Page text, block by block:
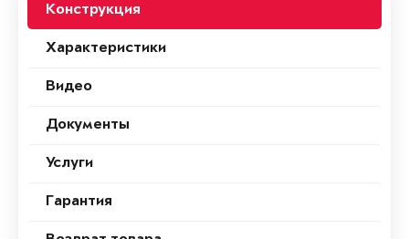
Конструкция
Характеристики
Видео
Документы
Услуги
Гарантия